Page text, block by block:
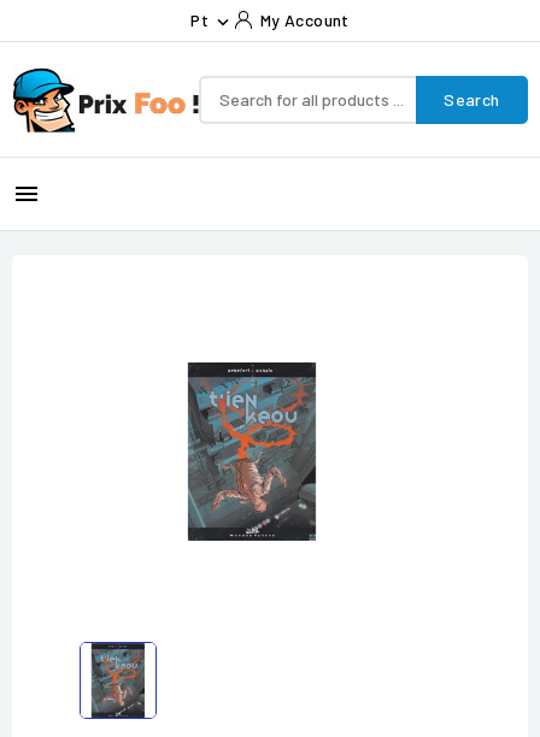
Pt  My Account
Search
